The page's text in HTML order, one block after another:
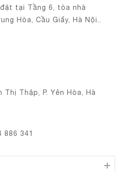
tại Tầng 6, tòa nhà
Hòa, Cầu Giấy, Hà Nội..
Thị Thập, P. Yên Hòa, Hà
341